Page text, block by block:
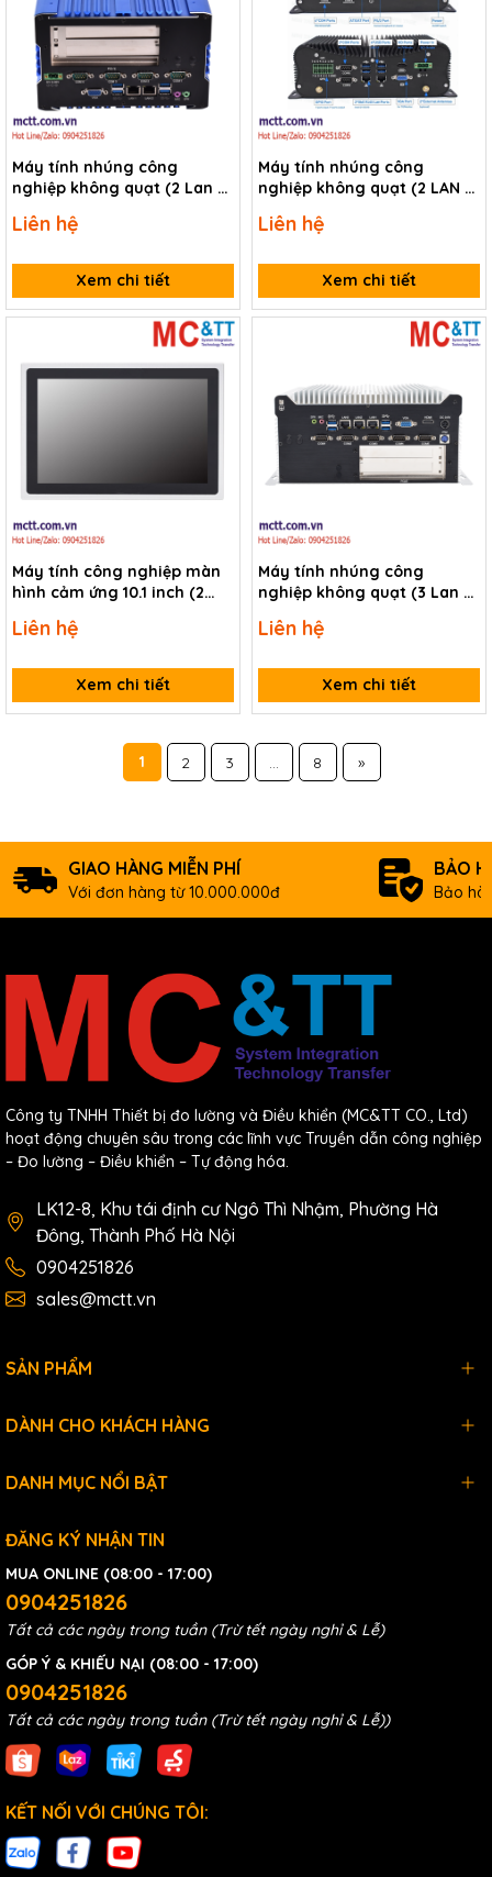
Máy tính nhúng công
nghiệp không quạt (2 Lan +
IBOX-107-2L4C-2P
Liên hệ
Xem chi tiết
Máy tính nhúng công
nghiệp không quạt (2 LAN +
Liên hệ
Xem chi tiết
Máy tính công nghiệp màn
hình cảm ứng 10.1 inch (2
104V2-N97-10W
Liên hệ
Xem chi tiết
Máy tính nhúng công
nghiệp không quạt (3 Lan +
IBOX-602-5C3L-2P
Liên hệ
Xem chi tiết
1 2 3 ... 8 »
GIAO HÀNG MIỄN PHÍ
Với đơn hàng từ 10.000.000đ
BẢO
Bảo
Công ty TNHH Thiết bị đo lường và Điều khiển (MC&TT CO., Ltd)
hoạt động chuyên sâu trong các lĩnh vực Truyền dẫn công nghiệp
– Đo lường – Điều khiển – Tự động hóa.
LK12-8, Khu tái định cư Ngô Thì Nhậm, Phường Hà
Đông, Thành Phố Hà Nội
0904251826
sales@mctt.vn
SẢN PHẨM
DÀNH CHO KHÁCH HÀNG
DANH MỤC NỔI BẬT
ĐĂNG KÝ NHẬN TIN
MUA ONLINE (08:00 - 17:00)
0904251826
Tất cả các ngày trong tuần (Trừ tết ngày nghỉ & Lễ)
GÓP Ý & KHIẾU NẠI (08:00 - 17:00)
0904251826
Tất cả các ngày trong tuần (Trừ tết ngày nghỉ & Lễ))
KẾT NỐI VỚI CHÚNG TÔI: